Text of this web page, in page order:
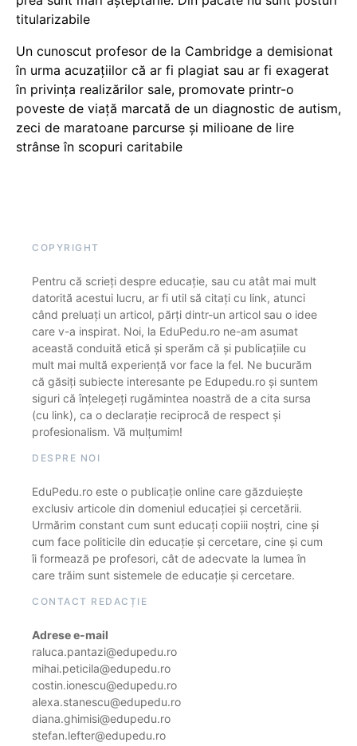
titularizabile
Un cunoscut profesor de la Cambridge a demisionat
în urma acuzațiilor că ar fi plagiat sau ar fi exagerat
în privința realizărilor sale, promovate printr-o
poveste de viață marcată de un diagnostic de autism,
zeci de maratoane parcurse și milioane de lire
strânse în scopuri caritabile
COPYRIGHT
Pentru că scrieți despre educație, sau cu atât mai mult
datorită acestui lucru, ar fi util să citați cu link, atunci
când preluați un articol, părți dintr-un articol sau o idee
care v-a inspirat. Noi, la EduPedu.ro ne-am asumat
această conduită etică și sperăm că și publicațiile cu
mult mai multă experiență vor face la fel. Ne bucurăm
că găsiți subiecte interesante pe Edupedu.ro și suntem
siguri că înțelegeți rugămintea noastră de a cita sursa
(cu link), ca o declarație reciprocă de respect și
profesionalism. Vă mulțumim!
DESPRE NOI
EduPedu.ro este o publicație online care găzduiește
exclusiv articole din domeniul educației și cercetării.
Urmărim constant cum sunt educați copiii noștri, cine și
cum face politicile din educație și cercetare, cine și cum
îi formează pe profesori, cât de adecvate la lumea în
care trăim sunt sistemele de educație și cercetare.
CONTACT REDACȚIE
Adrese e-mail
raluca.pantazi@edupedu.ro
mihai.peticila@edupedu.ro
costin.ionescu@edupedu.ro
alexa.stanescu@edupedu.ro
diana.ghimisi@edupedu.ro
stefan.lefter@edupedu.ro